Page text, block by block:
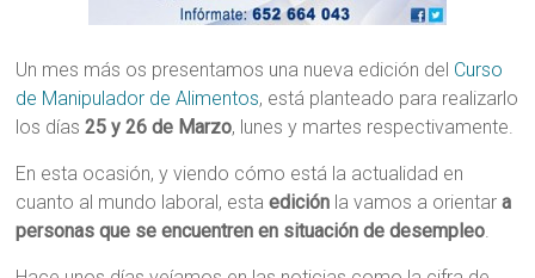
Un mes más os presentamos una nueva edición del Curso
de Manipulador de Alimentos, está planteado para realizarlo
los días25 y 26 de Marzo, lunes y martes respectivamente.
En esta ocasión, y viendo cómo está la actualidad en
cuanto al mundo laboral, estaedición la vamos a orientara
personas que se encuentren en situación de desempleo.